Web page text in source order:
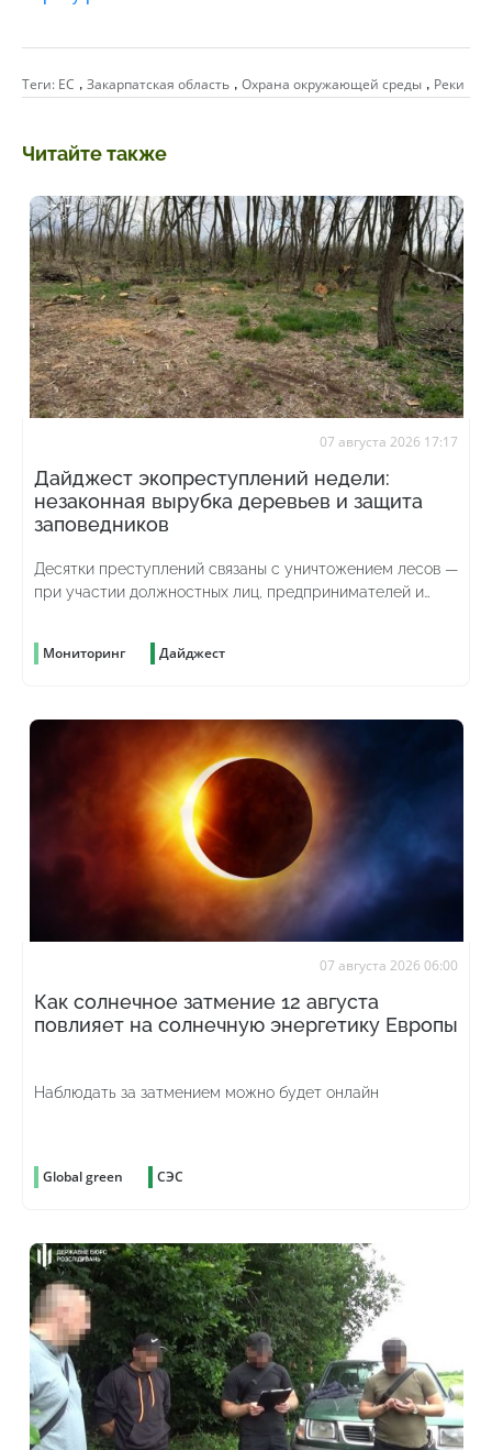
Теги: ЕС , Закарпатская область , Охрана окружающей среды , Реки
Читайте также
07 августа 2026 17:17
Дайджест экопреступлений недели:
незаконная вырубка деревьев и защита
заповедников
Десятки преступлений связаны с уничтожением лесов —
при участии должностных лиц, предпринимателей и
Мониторинг Дайджест
07 августа 2026 06:00
Как солнечное затмение 12 августа
повлияет на солнечную энергетику Европы
Наблюдать за затмением можно будет онлайн
Global green СЭС